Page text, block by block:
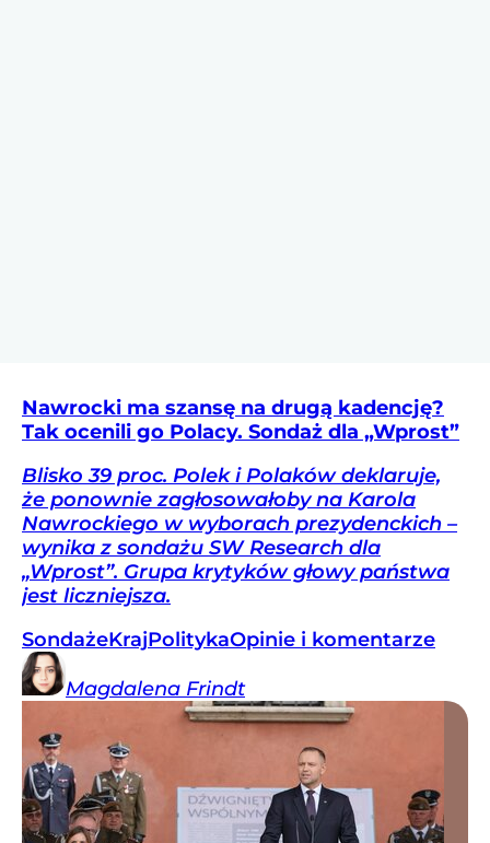
Nawrocki ma szansę na drugą kadencję?
Tak ocenili go Polacy. Sondaż dla „Wprost”
Blisko 39 proc. Polek i Polaków deklaruje,
że ponownie zagłosowałoby na Karola
Nawrockiego w wyborach prezydenckich –
wynika z sondażu SW Research dla
„Wprost”. Grupa krytyków głowy państwa
jest liczniejsza.
SondażeKrajPolitykaOpinie i komentarze
Magdalena Frindt